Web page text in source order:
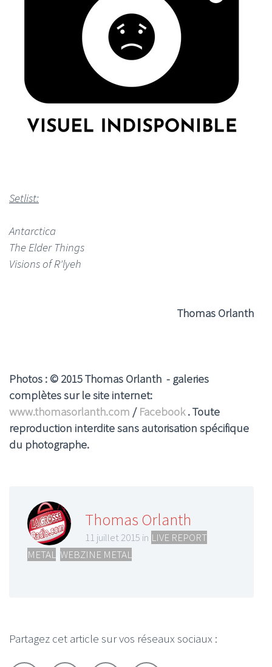
Setlist:
Antarctica
The Elder Things
Visions of R'lyeh
Thomas Orlanth
Photos : © 2015 Thomas Orlanth - galeries
complètes sur le site internet:
www.thomasorlanth.com / Facebook . Toute
reproduction interdite sans autorisation spécifique
du photographe.
Thomas Orlanth
11 juillet 2015 in LIVE REPORT
METAL WEBZINE METAL
Partagez cet article sur vos réseaux sociaux :